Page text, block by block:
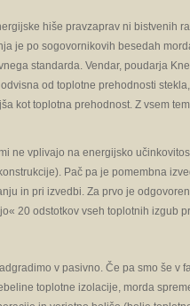
hiše pravzaprav ni bistvenih
je po sogovornikovih besedah
standarda. Vendar, poudarja
od toplotne prehodnosti
kot toplotna prehodnost. Z vsem
ne vplivajo na energijsko
Pač pa je pomembna
in pri izvedbi. Za prvo je
20 odstotkov vseh toplotnih izgub
v pasivno. Če pa smo še v
toplotne izolacije, morda